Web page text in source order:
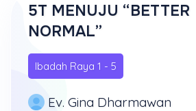
5T MENUJU “BETTER
NORMAL”
Ibadah Raya 1 - 5
Ev. Gina Dharmawan